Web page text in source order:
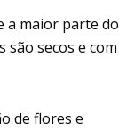
a maior parte do
secos e com
de flores e